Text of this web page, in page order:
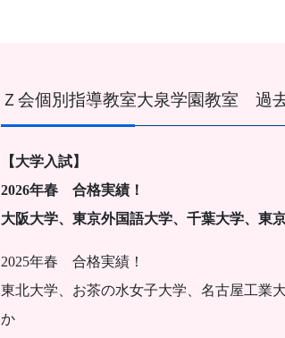
Ｚ会個別指導教室大泉学園教室 過
【大学入試】
2026年春 合格実績！
大阪大学、東京外国語大学、千葉大学、東
2025年春 合格実績！
東北大学、お茶の水女子大学、名古屋工業
か